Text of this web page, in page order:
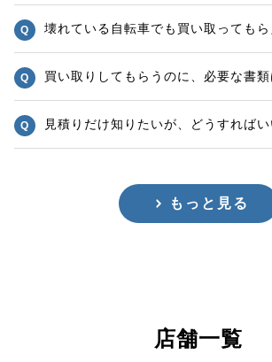
壊れている自転車でも買い取ってもら
買い取りしてもらうのに、必要な書類
見積りだけ知りたいが、どうすればい
もっと見る
店舗一覧